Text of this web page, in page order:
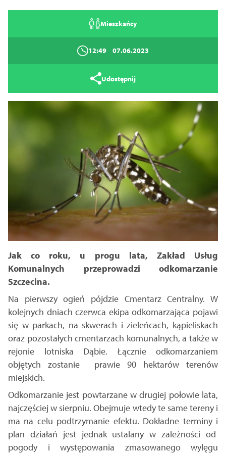
Mieszkańcy
12:49 07.06.2023
Udostępnij
Jak co roku, u progu lata, Zakład Usług
Komunalnych przeprowadzi odkomarzanie
Szczecina.
Na pierwszy ogień pójdzie Cmentarz Centralny. W
kolejnych dniach czerwca ekipa odkomarzająca pojawi
się w parkach, na skwerach i zieleńcach, kąpieliskach
oraz pozostałych cmentarzach komunalnych, a także w
rejonie lotniska Dąbie. Łącznie odkomarzaniem
objętych zostanie prawie 90 hektarów terenów
miejskich.
Odkomarzanie jest powtarzane w drugiej połowie lata,
najczęściej w sierpniu. Obejmuje wtedy te same tereny i
ma na celu podtrzymanie efektu. Dokładne terminy i
plan działań jest jednak ustalany w zależności od
pogody i występowania zmasowanego wylęgu